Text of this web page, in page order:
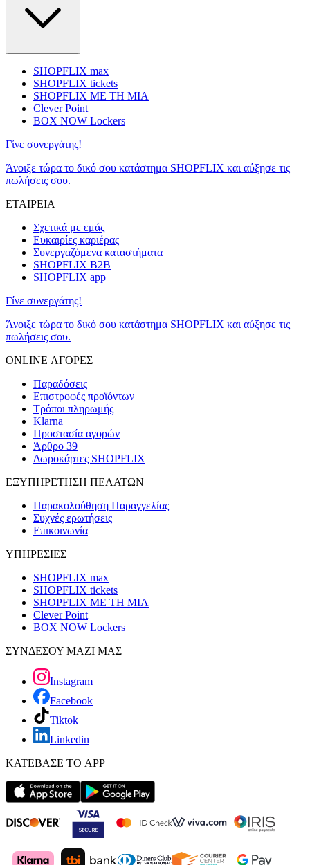
SHOPFLIX max
SHOPFLIX tickets
SHOPFLIX ΜΕ ΤΗ ΜΙΑ
Clever Point
BOX NOW Lockers
Γίνε συνεργάτης!
Άνοιξε τώρα το δικό σου κατάστημα SHOPFLIX και αύξησε τις
πωλήσεις σου.
ΕΤΑΙΡΕΙΑ
Σχετικά με εμάς
Ευκαιρίες καριέρας
Συνεργαζόμενα καταστήματα
SHOPFLIX B2B
SHOPFLIX app
Γίνε συνεργάτης!
Άνοιξε τώρα το δικό σου κατάστημα SHOPFLIX και αύξησε τις
πωλήσεις σου.
ONLINE ΑΓΟΡΕΣ
Παραδόσεις
Επιστροφές προϊόντων
Τρόποι πληρωμής
Klarna
Προστασία αγορών
Άρθρο 39
Δωροκάρτες SHOPFLIX
ΕΞΥΠΗΡΕΤΗΣΗ ΠΕΛΑΤΩΝ
Παρακολούθηση Παραγγελίας
Συχνές ερωτήσεις
Επικοινωνία
ΥΠΗΡΕΣΙΕΣ
SHOPFLIX max
SHOPFLIX tickets
SHOPFLIX ΜΕ ΤΗ ΜΙΑ
Clever Point
BOX NOW Lockers
ΣΥΝΔΕΣΟΥ ΜΑΖΙ ΜΑΣ
Instagram
Facebook
Tiktok
Linkedin
ΚΑΤΕΒΑΣΕ ΤΟ APP